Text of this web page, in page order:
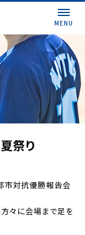
MENU
祭り
市対抗優勝報告会
々に会場まで足を